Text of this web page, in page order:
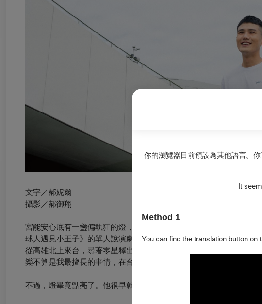
你的瀏覽器目前預設為其他語言。
It
Method 1
You can find the translation button on
文字／郝妮爾
攝影／郝御翔
宮能安心底有一盞偏執狂的燈，一旦點亮，就非得把目標任務完成才
球人遇見小王子》的單人說演劇場，跨足海內外，迄今已達600多場
從高雄北上來台，尋著零星釋出的徵選活動，硬是鼓勵自己踏入音樂
樂不算是我最擅長的事情，在台上開口唱歌還是會有點緊繃。」
不過，燈畢竟點亮了。他很早就知道自己要成為一名演員了，因此前